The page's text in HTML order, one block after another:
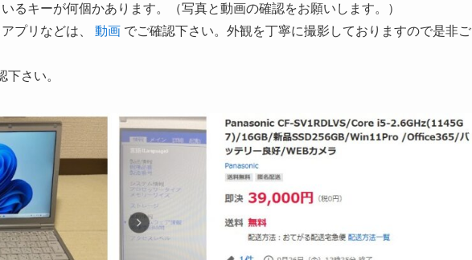
るキーが何個かあります。（写真と動画の確認をお願いします。）
プリなどは、 動画 でご確認下さい。外観を丁寧に撮影しておりますので是非ご
下さい。